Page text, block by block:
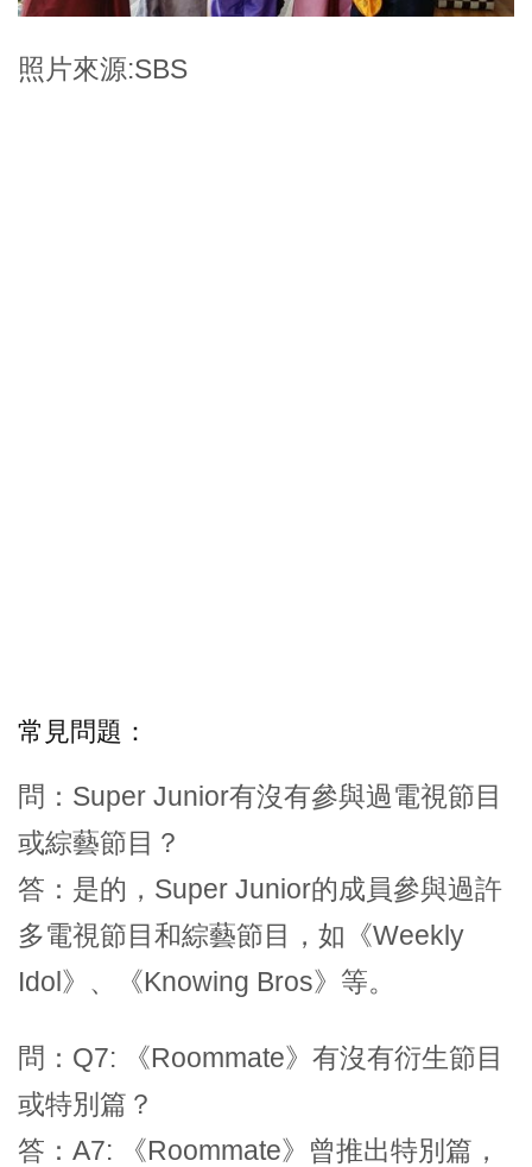
照片來源:SBS
常見問題：
問：Super Junior有沒有參與過電視節目
或綜藝節目？
答：是的，Super Junior的成員參與過許
多電視節目和綜藝節目，如《Weekly
Idol》、《Knowing Bros》等。
問：Q7: 《Roommate》有沒有衍生節目
或特別篇？
答：A7: 《Roommate》曾推出特別篇，